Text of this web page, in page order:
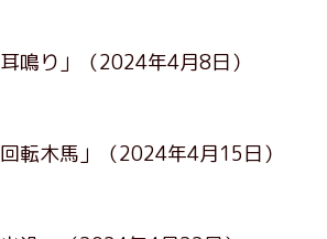
鳴り」 （2024年4月8日）
転木馬」 （2024年4月15日）